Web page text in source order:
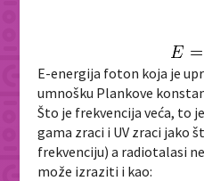
E-energija foton koja je
umnošku Plankove
Što je frekvencija veća, to
gama zraci i UV zraci jako
frekvenciju) a radiotalasi
može izraziti i kao: